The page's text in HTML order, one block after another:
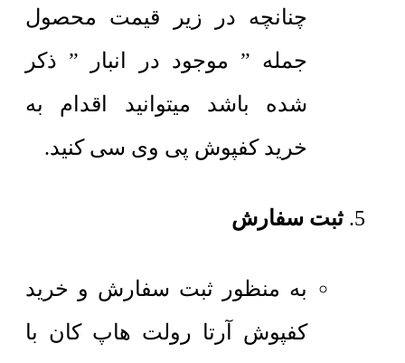
چنانچه در زیر قیمت محصول
جمله ” موجود در انبار ” ذکر
شده باشد میتوانید اقدام به
خرید کفپوش پی وی سی کنید.
ثبت سفارش
به منظور ثبت سفارش و خرید
کفپوش آرتا رولت هاپ کان با